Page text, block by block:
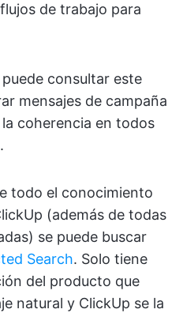
de trabajo para
consultar este
mensajes de campaña
coherencia en todos
todo el conocimiento
(además de todas
se puede buscar
Search. Solo tiene
del producto que
natural y ClickUp se la